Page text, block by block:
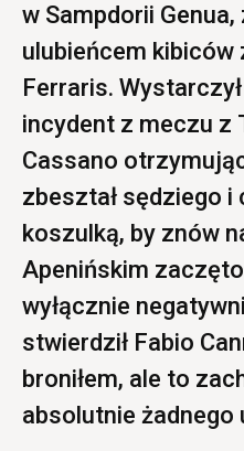
w Sampdorii
ulubieńcem kibiców
Ferraris.
incydent z meczu z
Cassano
zbeształ sędziego i
koszulką, by znów
Apenińskim
wyłącznie
stwierdził Fabio
broniłem, ale to
absolutnie żadnego